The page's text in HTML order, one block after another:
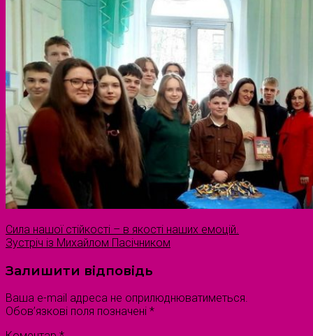
Сила нашої стійкості – в якості наших емоцій.
Зустріч із Михайлом Пасічником
Залишити відповідь
Ваша e-mail адреса не оприлюднюватиметься.
Обов’язкові поля позначені *